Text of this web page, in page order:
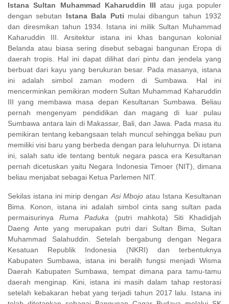
Istana Sultan Muhammad Kaharuddin IIIatau juga populer
dengan sebutan Istana Bala Puti mulai dibangun tahun 1932
dan diresmikan tahun 1934. Istana ini milik Sultan Muhammad
Kaharuddin III. Arsitektur istana ini khas bangunan kolonial
Belanda atau biasa sering disebut sebagai bangunan Eropa di
daerah tropis. Hal ini dapat dilihat dari pintu dan jendela yang
berbuat dari kayu yang berukuran besar. Pada masanya, istana
ini adalah simbol zaman modern di Sumbawa. Hal ini
mencerminkan pemikiran modern Sultan Muhammad Kaharuddin
III yang membawa masa depan Kesultanan Sumbawa. Beliau
pernah mengenyam pendidikan dan magang di luar pulau
Sumbawa antara lain di Makassar, Bali, dan Jawa. Pada masa itu
pemikiran tentang kebangsaan telah muncul sehingga beliau pun
memiliki visi baru yang berbeda dengan para leluhurnya. Di istana
ini, salah satu ide tentang bentuk negara pasca era Kesultanan
pernah dicetuskan yaitu Negara Indonesia Timoer (NIT), dimana
beliau menjabat sebagai Ketua Parlemen NIT.
Sekilas istana ini mirip dengan Asi Mbojoatau Istana Kesultanan
Bima. Konon, istana ini adalah simbol cinta sang sultan pada
permaisurinyaRuma Paduka (putri mahkota) Siti Khadidjah
Daeng Ante yang merupakan putri dari Sultan Bima, Sultan
Muhammad Salahuddin. Setelah bergabung dengan Negara
Kesatuan Republik Indonesia (NKRI) dan terbentuknya
Kabupaten Sumbawa, istana ini beralih fungsi menjadi Wisma
Daerah Kabupaten Sumbawa, tempat dimana para tamu-tamu
daerah menginap. Kini, istana ini masih dalam tahap restorasi
setelah kebakaran hebat yang terjadi tahun 2017 lalu. Istana ini